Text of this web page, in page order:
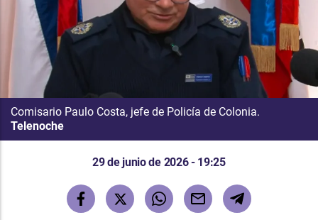
Comisario Paulo Costa, jefe de Policía de Colonia.
Telenoche
29 de junio de 2026 - 19:25